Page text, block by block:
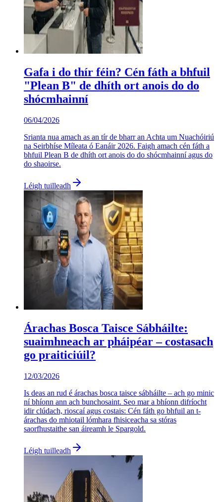
Gafa i do thír féin? Cén fáth a bhfuil
"Plean B" de dhíth ort anois do do
shócmhainní
06/04/2026
Srianta nua amach as an tír de bharr an Achta um Nuachóiriú
na Seirbhíse Míleata ó Eanáir 2026. Faigh amach cén fáth a
bhfuil Plean B de dhíth ort anois do do shócmhainní agus do
do shaoirse.
Léigh tuilleadh
Árachas Bosca Taisce Sábháilte:
suaimhneach ar pháipéar – costasach
go praiticiúil?
12/03/2026
Is deas an rud é árachas bosca taisce sábháilte – ach go minic
ní bhíonn ann ach bunchosaint. Seo mar a bhíonn difríocht
idir clúdach, rioscaí agus costais: Cén fáth go bhfuil an t-
árachas do mhiotail lómhara fhisiceacha sa stóras
saorfhustaithe san áireamh le Spargold.
Léigh tuilleadh